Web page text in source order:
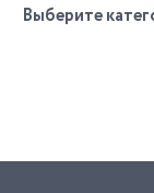
Выберите